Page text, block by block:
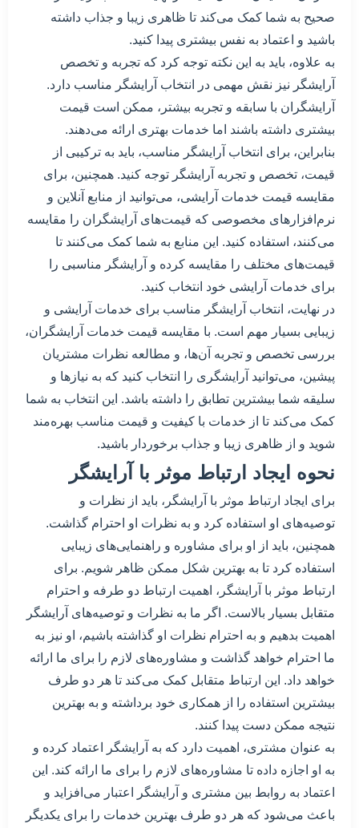
صحیح به شما کمک می‌کند تا ظاهری زیبا و جذاب داشته
باشید و اعتماد به نفس بیشتری پیدا کنید.
به علاوه، باید به این نکته توجه کرد که تجربه و تخصص
آرایشگر نیز نقش مهمی در انتخاب آرایشگر مناسب دارد.
آرایشگران با سابقه و تجربه بیشتر، ممکن است قیمت
بیشتری داشته باشند اما خدمات بهتری ارائه می‌دهند.
بنابراین، برای انتخاب آرایشگر مناسب، باید به ترکیبی از
قیمت، تخصص و تجربه آرایشگر توجه کنید. همچنین، برای
مقایسه قیمت خدمات آرایشی، می‌توانید از منابع آنلاین و
نرم‌افزارهای مخصوصی که قیمت‌های آرایشگران را مقایسه
می‌کنند، استفاده کنید. این منابع به شما کمک می‌کنند تا
قیمت‌های مختلف را مقایسه کرده و آرایشگر مناسبی را
برای خدمات آرایشی خود انتخاب کنید.
در نهایت، انتخاب آرایشگر مناسب برای خدمات آرایشی و
زیبایی بسیار مهم است. با مقایسه قیمت خدمات آرایشگران،
بررسی تخصص و تجربه آن‌ها، و مطالعه نظرات مشتریان
پیشین، می‌توانید آرایشگری را انتخاب کنید که به نیازها و
سلیقه شما بیشترین تطابق را داشته باشد. این انتخاب به شما
کمک می‌کند تا از خدمات با کیفیت و قیمت مناسب بهره‌مند
شوید و از ظاهری زیبا و جذاب برخوردار باشید.
نحوه ایجاد ارتباط موثر با آرایشگر
برای ایجاد ارتباط موثر با آرایشگر، باید از نظرات و
توصیه‌های او استفاده کرد و به نظرات او احترام گذاشت.
همچنین، باید از او برای مشاوره و راهنمایی‌های زیبایی
استفاده کرد تا به بهترین شکل ممکن ظاهر شویم. برای
ارتباط موثر با آرایشگر، اهمیت ارتباط دو طرفه و احترام
متقابل بسیار بالاست. اگر ما به نظرات و توصیه‌های آرایشگر
اهمیت بدهیم و به احترام نظرات او گذاشته باشیم، او نیز به
ما احترام خواهد گذاشت و مشاوره‌های لازم را برای ما ارائه
خواهد داد. این ارتباط متقابل کمک می‌کند تا هر دو طرف
بیشترین استفاده را از همکاری خود برداشته و به بهترین
نتیجه ممکن دست پیدا کنند.
به عنوان مشتری، اهمیت دارد که به آرایشگر اعتماد کرده و
به او اجازه داده تا مشاوره‌های لازم را برای ما ارائه کند. این
اعتماد به روابط بین مشتری و آرایشگر اعتبار می‌افزاید و
باعث می‌شود که هر دو طرف بهترین خدمات را برای یکدیگر